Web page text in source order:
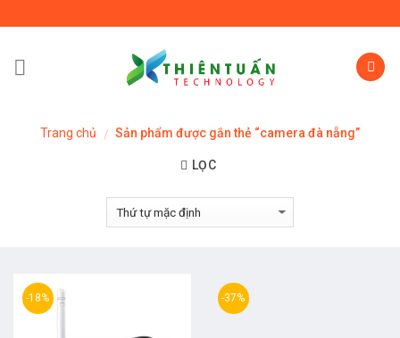
to
Trang chủ / Sản phẩm được gắn thẻ “camera đà nẵng”
LỌC
-18% -37%